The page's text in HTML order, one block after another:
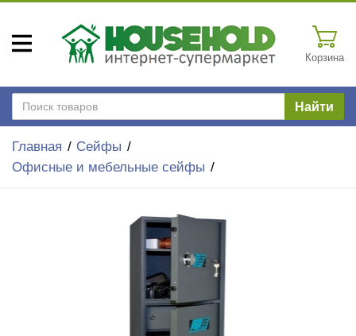
Корзина
Найти
Главная
Сейфы
Офисные и мебельные сейфы